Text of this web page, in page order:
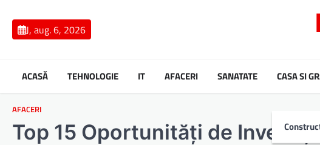
contentJ, aug. 6, 2026
ACASĂ TEHNOLOGIE IT AFACERI SANATATE CASA SI
AFACERI
Top 15 Oportunități de